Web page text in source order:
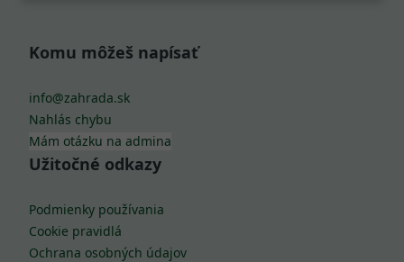
Komu môžeš napísať
info@zahrada.sk
Nahlás chybu
Mám otázku na admina
Užitočné odkazy
Podmienky používania
Cookie pravidlá
Ochrana osobných údajov